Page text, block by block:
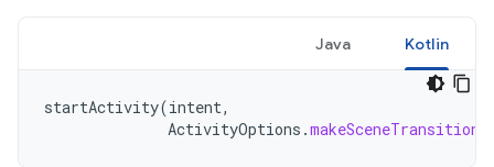
Kotlin
Java
startActivity(intent,
ActivityOptions .